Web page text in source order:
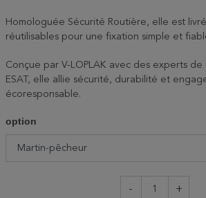
Homologuée Sécurité Routière, elle est
réutilisables pour une fixation simple et
Conçue par V-LOPLAK avec des experts de
ESAT, elle allie sécurité, durabilité et
écoresponsable.
option
- +